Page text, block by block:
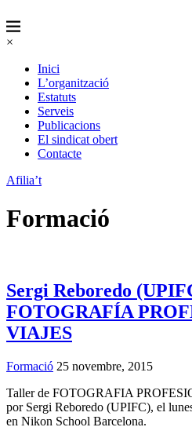
×
Inici
L’organització
Estatuts
Serveis
Publicacions
El sindicat obert
Contacte
Afilia’t
Formació
Sergi Reboredo
FOTOGRAFÍA
VIAJES
Formació 25 novembre, 2015
Taller de FOTOGRAFIA
por Sergi Reboredo (UPIFC), el
en Nikon School Barcelona.